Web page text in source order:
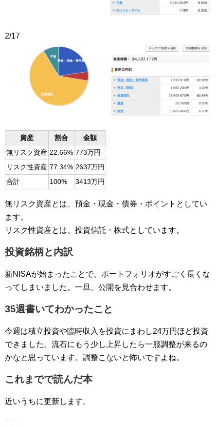
2/17
資産 割合
金額
無リスク資産 22.66% 773万円
リスク性資産 77.34% 2637万円
合計
100% 3413万円
無リスク資産とは、預金・現金・債券・ポイントとしてい
ます。
リスク性資産とは、投資信託・株式としています。
投資銘柄と内訳
新NISAが始まったことで、ポートフォリオがすごく長くな
ってしまいました。一旦、公開を見合わせます。
35週書いてわかったこと
今週は積立投資や臨時収入を投資にまわし24万円ほど投資
できました。流石にもう少し上昇したら一服調整が来るの
かなと思っています。調整こないと怖いですよね。
これまでで読んだ本
近いうちに更新します。